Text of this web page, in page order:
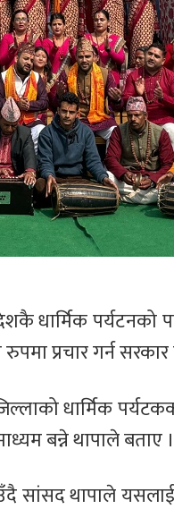
धार्मिक
प्रचार गर्न सरकार
धार्मिक
बन्ने थापाले बताए ।
सांसद थापाले